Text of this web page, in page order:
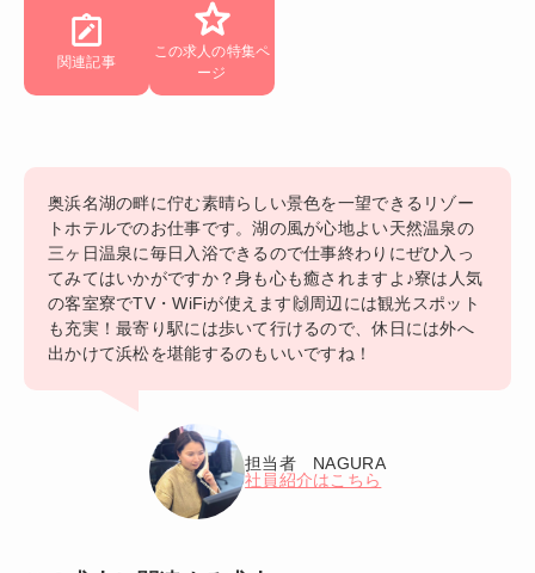
関連記事
この求人の特集ペ
ージ
奥浜名湖の畔に佇む素晴らしい景色を一望できるリゾー
トホテルでのお仕事です。湖の風が心地よい天然温泉の
三ヶ日温泉に毎日入浴できるので仕事終わりにぜひ入っ
てみてはいかがですか？身も心も癒されますよ♪寮は人気
の客室寮でTV・WiFiが使えます🙌周辺には観光スポット
も充実！最寄り駅には歩いて行けるので、休日には外へ
出かけて浜松を堪能するのもいいですね！
担当者 NAGURA
社員紹介はこちら